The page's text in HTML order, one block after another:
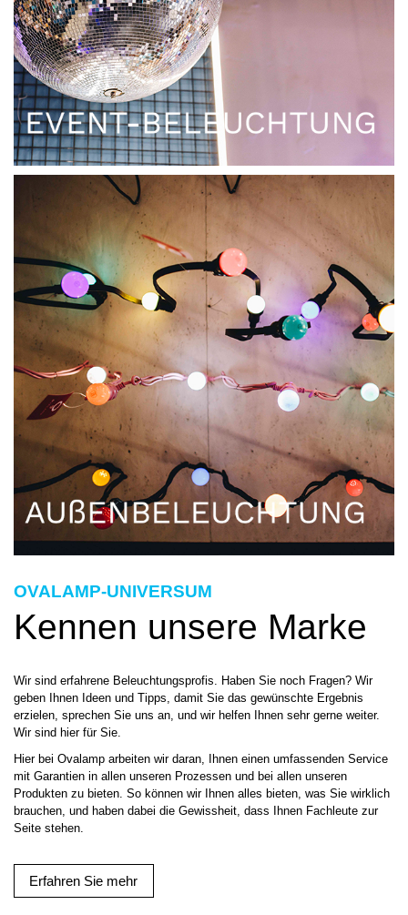
OVALAMP-UNIVERSUM
Kennen unsere Marke
Wir sind erfahrene Beleuchtungsprofis. Haben Sie noch Fragen? Wir
geben Ihnen Ideen und Tipps, damit Sie das gewünschte Ergebnis
erzielen, sprechen Sie uns an, und wir helfen Ihnen sehr gerne weiter.
Wir sind hier für Sie.
Hier bei Ovalamp arbeiten wir daran, Ihnen einen umfassenden Service
mit Garantien in allen unseren Prozessen und bei allen unseren
Produkten zu bieten. So können wir Ihnen alles bieten, was Sie wirklich
brauchen, und haben dabei die Gewissheit, dass Ihnen Fachleute zur
Seite stehen.
Erfahren Sie mehr